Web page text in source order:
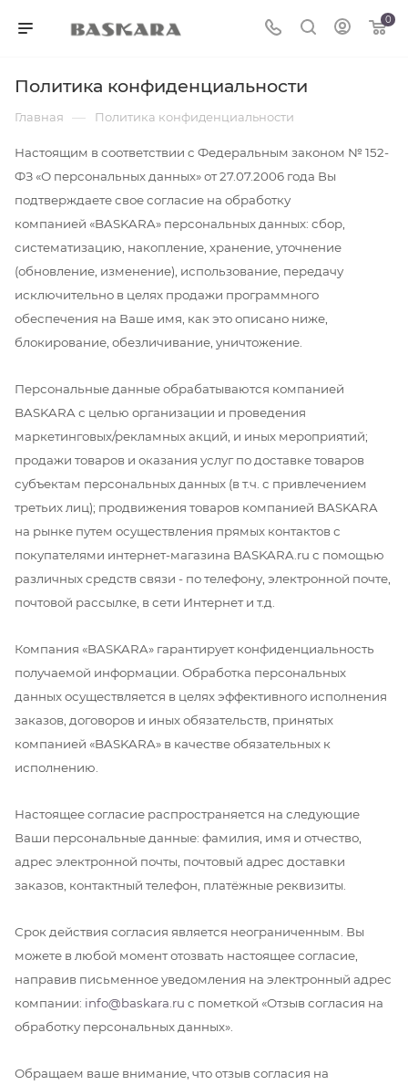
0
Политика конфиденциальности
Главная — Политика конфиденциальности
Настоящим в соответствии с Федеральным законом № 152-
ФЗ «О персональных данных» от 27.07.2006 года Вы
подтверждаете свое согласие на обработку
компанией «BASKARA» персональных данных: сбор,
систематизацию, накопление, хранение, уточнение
(обновление, изменение), использование, передачу
исключительно в целях продажи программного
обеспечения на Ваше имя, как это описано ниже,
блокирование, обезличивание, уничтожение.
Персональные данные обрабатываются компанией
BASKARA с целью организации и проведения
маркетинговых/рекламных акций, и иных мероприятий;
продажи товаров и оказания услуг по доставке товаров
субъектам персональных данных (в т.ч. с привлечением
третьих лиц); продвижения товаров компанией BASKARA
на рынке путем осуществления прямых контактов с
покупателями интернет-магазина BASKARA.ru с помощью
различных средств связи - по телефону, электронной почте,
почтовой рассылке, в сети Интернет и т.д.
Компания «BASKARA» гарантирует конфиденциальность
получаемой информации. Обработка персональных
данных осуществляется в целях эффективного исполнения
заказов, договоров и иных обязательств, принятых
компанией «BASKARA» в качестве обязательных к
исполнению.
Настоящее согласие распространяется на следующие
Ваши персональные данные: фамилия, имя и отчество,
адрес электронной почты, почтовый адрес доставки
заказов, контактный телефон, платёжные реквизиты.
Срок действия согласия является неограниченным. Вы
можете в любой момент отозвать настоящее согласие,
направив письменное уведомления на электронный адрес
компании: info@baskara.ru с пометкой «Отзыв согласия на
обработку персональных данных».
Обращаем ваше внимание, что отзыв согласия на